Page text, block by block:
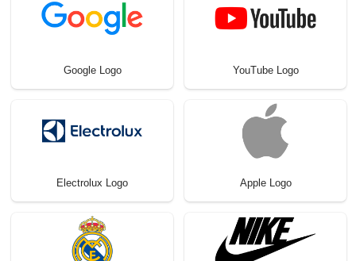
Google Logo YouTube Logo
Electrolux Logo Apple Logo